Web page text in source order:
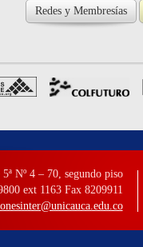
Redes y Membresías
Nº 4 – 70, segundo piso
ext 1163 Fax 8209911